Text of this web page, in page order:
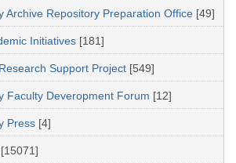
Archive Repository Preparation Office [49]
Initiatives [181]
Support Project [549]
Faculty Deveropment Forum [12]
Press [4]
[15071]